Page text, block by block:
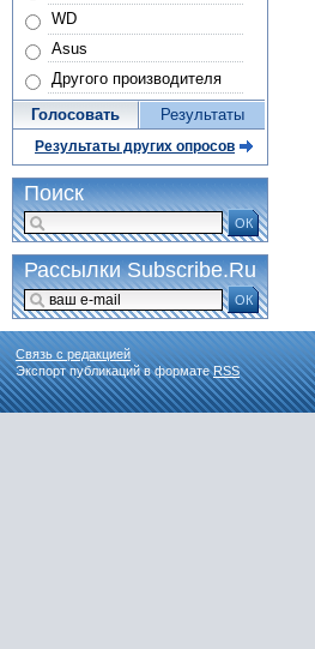
WD
Asus
Другого производителя
Голосовать Результаты
Результаты других опросов
Поиск
ОК
Рассылки Subscribe.Ru
ОК
Связь с редакцией
Экспорт публикаций в форматеRSS